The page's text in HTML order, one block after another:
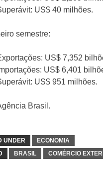
US$ 40 milhões.
semestre:
US$ 7,352
US$ 6,401
US$ 951 milhões.
Brasil.
UNDER
ECONOMIA
BRASIL COMÉRCIO